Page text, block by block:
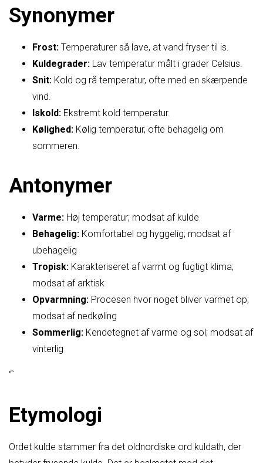
Synonymer
Frost: Temperaturer så lave, at vand fryser til is.
Kuldegrader: Lav temperatur målt i grader Celsius.
Snit: Kold og rå temperatur, ofte med en skærpende
vind.
Iskold: Ekstremt kold temperatur.
Kølighed: Kølig temperatur, ofte behagelig om
sommeren.
Antonymer
Varme: Høj temperatur; modsat af kulde
Behagelig: Komfortabel og hyggelig; modsat af
ubehagelig
Tropisk: Karakteriseret af varmt og fugtigt klima;
modsat af arktisk
Opvarmning: Procesen hvor noget bliver varmet op;
modsat af nedkøling
Sommerlig: Kendetegnet af varme og sol; modsat af
vinterlig
“`
Etymologi
Ordet kulde stammer fra det oldnordiske ord kuldath, der